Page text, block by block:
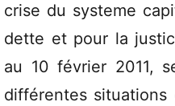
crise du systeme
dette et pour la
au 10 février 2011,
différentes